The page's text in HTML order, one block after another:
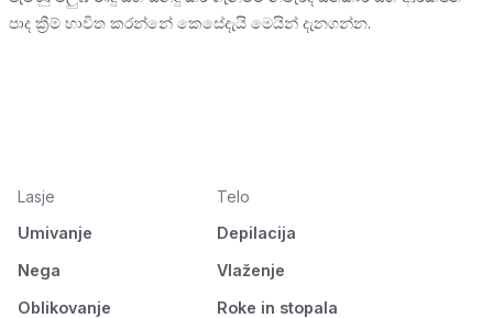
පාද ක්‍රීම් භාවිත කරන්නේ කෙසේදැයි මෙයින් දැනගන්න.
Lasje
Umivanje
Nega
Oblikovanje
Telo
Depilacija
Vlaženje
Roke in stopala